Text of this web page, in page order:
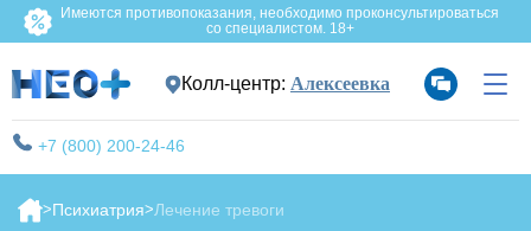
Имеются противопоказания, необходимо проконсультироваться
со специалистом. 18+
Колл-центр: Алексеевка
+7 (800) 200-24-46
Психиатрия Лечение тревоги